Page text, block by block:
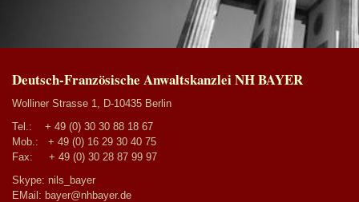
Deutsch-Französische Anwaltskanzlei NH BAYER
Wolliner Strasse 1, D-10435 Berlin
Tel.: + 49 (0) 30 30 88 18 67
Mob.: + 49 (0) 16 29 30 40 75
Fax: + 49 (0) 30 28 87 99 97
Skype: nils_bayer
EMail: bayer@nhbayer.de